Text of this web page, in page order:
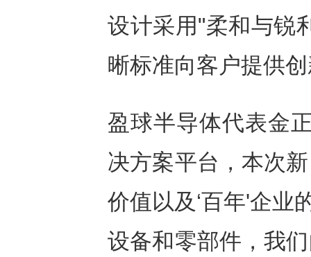
设计采用"柔和与锐
晰标准向客户提供
盈球半导体代表金
决方案平台，本次
价值以及‘百年'企业
设备和零部件，我